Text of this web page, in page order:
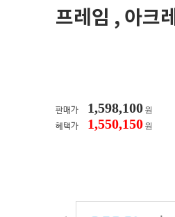
프레임 , 아크
판매가 1,598,100 원
혜택가
1,550,150 원